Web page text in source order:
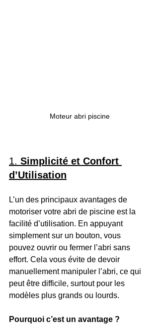
Moteur abri piscine
1. Simplicité et Confort
d’Utilisation
L’un des principaux avantages de
motoriser votre abri de piscine est la
facilité d’utilisation. En appuyant
simplement sur un bouton, vous
pouvez ouvrir ou fermer l’abri sans
effort. Cela vous évite de devoir
manuellement manipuler l’abri, ce qui
peut être difficile, surtout pour les
modèles plus grands ou lourds.
Pourquoi c’est un avantage ?